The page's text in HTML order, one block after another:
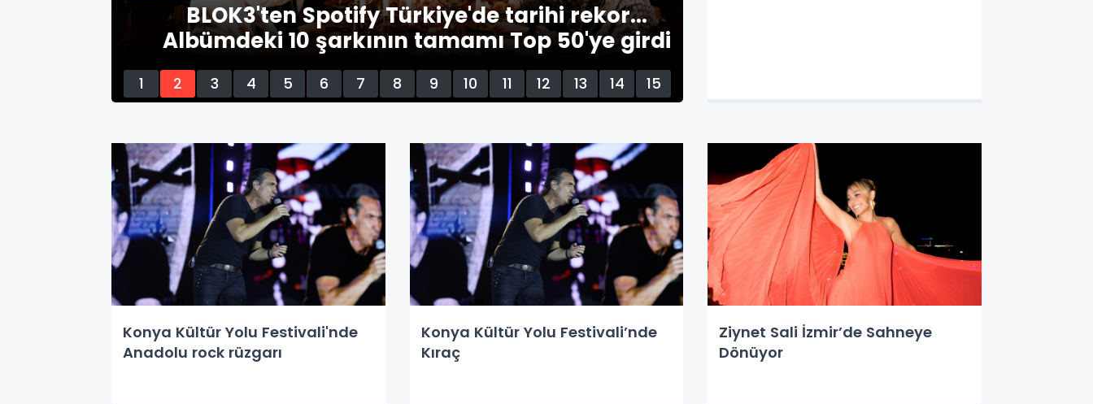
BLOK3'ten Spotify Türkiye'de tarihi rekor...
Albümdeki 10 şarkının tamamı Top 50'ye girdi
1 2 3 4 5 6 7 8 9 10 11 12 13 14 15
Konya Kültür Yolu Festivali'nde
Anadolu rock rüzgarı
Konya Kültür Yolu Festivali’nde
Kıraç
Ziynet Sali İzmir’de Sahneye
Dönüyor